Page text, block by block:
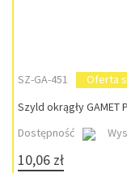
SZ-GA-451
Oferta
Szyld okrągły GAMET
Dostępność
10,06 zł